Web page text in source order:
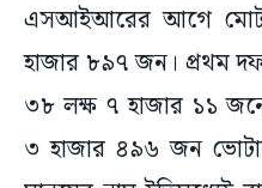
এসআইআরের আগে মোট
হাজার ৮৯৭ জন। প্রথম
৩৮ লক্ষ ৭ হাজার ১১
৩ হাজার ৪৯৬ জন